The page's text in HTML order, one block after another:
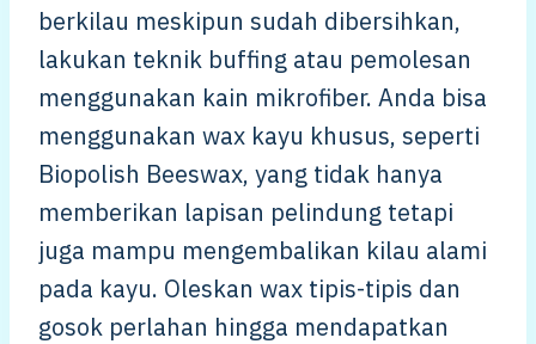
berkilau meskipun sudah dibersihkan,
lakukan teknik buffing atau pemolesan
menggunakan kain mikrofiber. Anda bisa
menggunakan wax kayu khusus, seperti
Biopolish Beeswax, yang tidak hanya
memberikan lapisan pelindung tetapi
juga mampu mengembalikan kilau alami
pada kayu. Oleskan wax tipis-tipis dan
gosok perlahan hingga mendapatkan